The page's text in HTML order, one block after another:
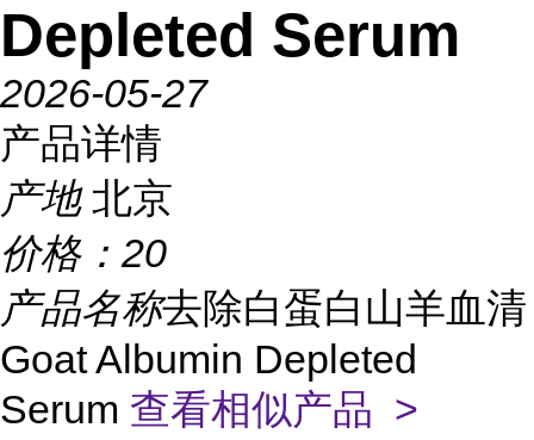
Depleted Serum
2026-05-27
产品详情
产地 北京
价格： 20
产品名称去除白蛋白山羊血清
Goat Albumin Depleted
Serum 查看相似产品 >